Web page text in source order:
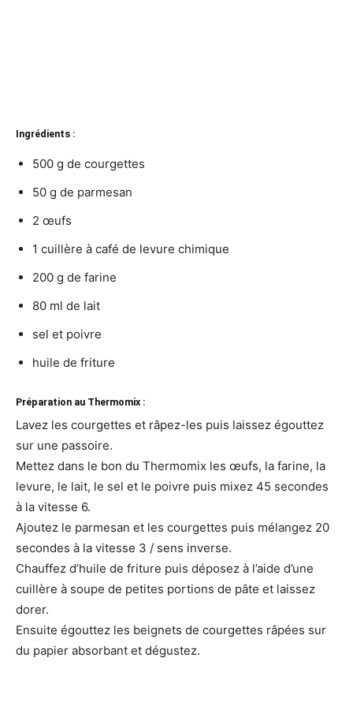
Ingrédients :
500 g de courgettes
50 g de parmesan
2 œufs
1 cuillère à café de levure chimique
200 g de farine
80 ml de lait
sel et poivre
huile de friture
Préparation au Thermomix :
Lavez les courgettes et râpez-les puis laissez égouttez
sur une passoire.
Mettez dans le bon du Thermomix les œufs, la farine, la
levure, le lait, le sel et le poivre puis mixez 45 secondes
à la vitesse 6.
Ajoutez le parmesan et les courgettes puis mélangez 20
secondes à la vitesse 3 / sens inverse.
Chauffez d’huile de friture puis déposez à l’aide d’une
cuillère à soupe de petites portions de pâte et laissez
dorer.
Ensuite égouttez les beignets de courgettes râpées sur
du papier absorbant et dégustez.